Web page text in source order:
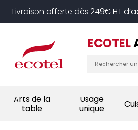
Livraison offerte dès 249€ HT
ECOTEL
Arts de la
table
Usage
unique
Panneau de gestion des cookies